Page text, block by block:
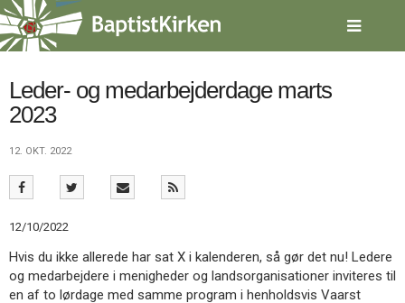
Spring
menu
over
gå
indholdVend
forsiden
Forside
3.0:
Kalender
4.0:
Inspiration
5.0:
Værktøjskassen
6.0:
Mission
Leder- og medarbejderdage marts
2023
12. OKT. 2022
12/10/2022
Hvis du ikke allerede har sat X i kalenderen, så gør det nu! Ledere
og medarbejdere i menigheder og landsorganisationer inviteres til
en af to lørdage med samme program i henholdsvis Vaarst